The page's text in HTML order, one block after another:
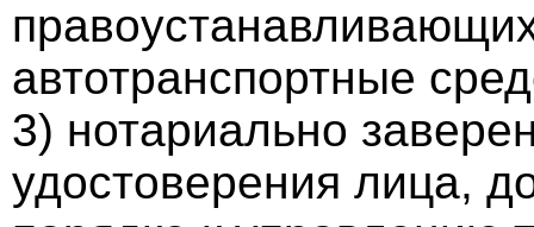
автотранспортные
3) нотариально
удостоверения лица,